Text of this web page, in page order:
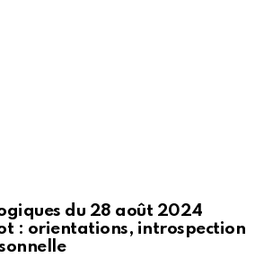
du 28 août 2024
: orientations, introspection